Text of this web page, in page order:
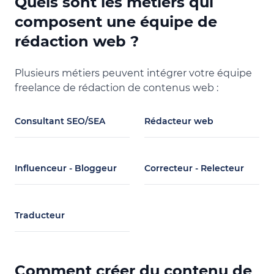
composent une équipe de
rédaction web ?
Plusieurs métiers peuvent intégrer votre équipe
freelance de rédaction de contenus web :
Consultant SEO/SEA Rédacteur web
Influenceur - Bloggeur Correcteur - Relecteur
Traducteur